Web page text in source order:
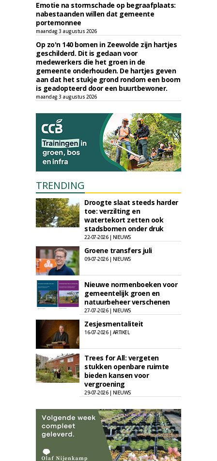
Emotie na stormschade op begraafplaats:
nabestaanden willen dat gemeente
portemonnee
maandag 3 augustus 2026
Op zo'n 140 bomen in Zeewolde zijn hartjes
geschilderd. Dit is gedaan voor
medewerkers die het groen in de
gemeente onderhouden. De hartjes geven
aan dat het stukje grond rondom een boom
is geadopteerd door een buurtbewoner.
maandag 3 augustus 2026
TRENDING
Droogte slaat steeds harder
toe: verzilting en
watertekort zetten ook
stadsbomen onder druk
22-07-2026 | NIEUWS
Groene transfers juli
09-07-2026 | NIEUWS
Nieuwe normenboeken voor
gemeentelijk groen en
natuurbeheer verschenen
27-07-2026 | NIEUWS
Zesjesmentaliteit
16-07-2026 | ARTIKEL
Trees for All: vergeten
stukken openbare ruimte
bieden kansen voor
vergroening
29-07-2026 | NIEUWS